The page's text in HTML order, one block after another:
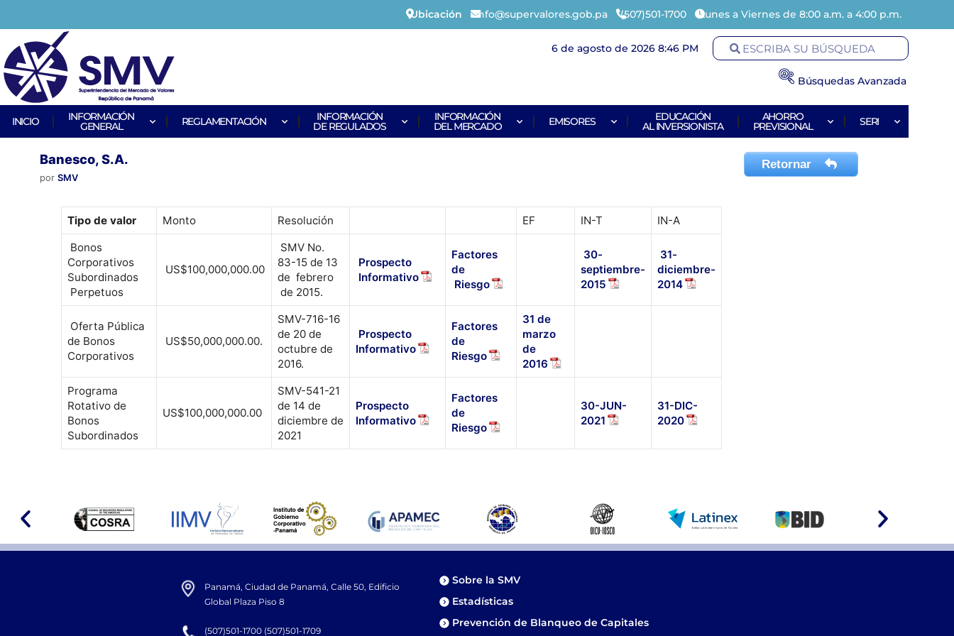
Ubicación info@supervalores.gob.pa (507)501-1700 Lunes a Viernes de 8:00 a.m. a 4:00 p.m.
6 de agosto de 2026 8:46 PM
Búsquedas Avanzada
INICIO
INFORMACIÓN
GENERAL
REGLAMENTACIÓN
INFORMACIÓN
DE REGULADOS
INFORMACIÓN
DEL MERCADO
EMISORES
EDUCACIÓN
AL INVERSIONISTA
AHORRO
PREVISIONAL
SERI
Banesco, S.A.
por SMV
Tipo de valor Monto Resolución EF IN-T
IN-A
Bonos
Corporativos
Subordinados
Perpetuos
US$100,000,000.00
SMV No.
83-15 de 13
de febrero
de 2015.
Prospecto
Informativo
Factores
de
Riesgo
30-
septiembre-
2015
31-
diciembre-
2014
Oferta Pública
de Bonos
Corporativos
US$50,000,000.00.
SMV-716-16
de 20 de
octubre de
2016.
Prospecto
Informativo
Factores
de
Riesgo
31 de
marzo
de
2016
Programa
Rotativo de
Bonos
Subordinados
US$100,000,000.00
SMV-541-21
de 14 de
diciembre de
2021
Prospecto
Informativo
Factores
de
Riesgo
30-JUN-
2021
31-DIC-
2020
Retornar
Panamá, Ciudad de Panamá, Calle 50, Edificio
Global Plaza Piso 8
(507)501-1700 (507)501-1709
Sobre la SMV
Estadísticas
Prevención de Blanqueo de Capitales